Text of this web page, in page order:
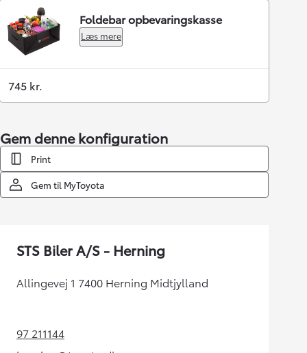
Foldebar opbevaringskasse
Læs mere
745 kr.
Gem denne konfiguration
Print
Gem til MyToyota
STS Biler A/S - Herning
Allingevej 1 7400 Herning Midtjylland
97 211144(Opens in new tab)